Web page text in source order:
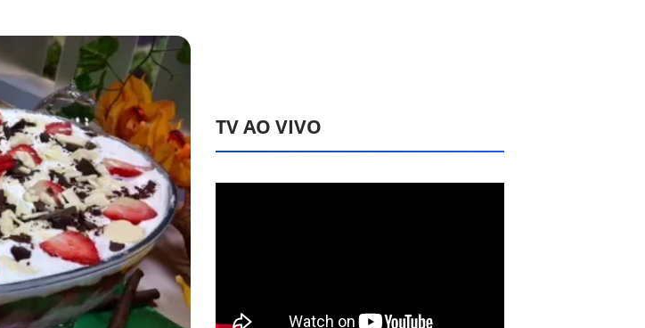
TV AO VIVO